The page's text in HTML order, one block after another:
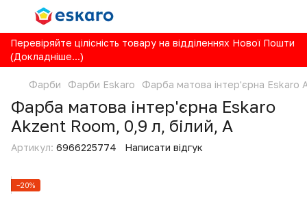
Перевіряйте цілісність товару на відділеннях Нової Пошти
(Докладніше...)
Фарби Фарби Eskaro Фарба матова інтер'єрна Eskaro
Фарба матова інтер'єрна Eskaro
Akzent Room, 0,9 л, білий, А
Артикул: 6966225774 Написати відгук
−20%